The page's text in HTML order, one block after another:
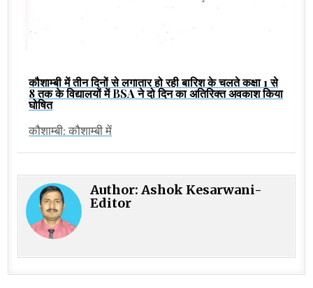
कौशाम्बी में तीन दिनों से लगातार हो रही बारिश के चलते कक्षा 1 से
8 तक के विद्यालयों में BSA ने दो दिन का अतिरिक्त अवकाश किया
घोषित
कौशाम्बी: कौशाम्बी में
Author:Ashok Kesarwani-
Editor